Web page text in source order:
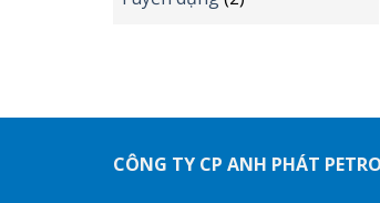
CÔNG TY CP ANH PHÁT PETRO